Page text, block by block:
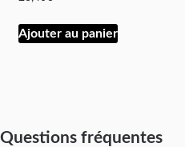
Ajouter au panier
Questions fréquentes